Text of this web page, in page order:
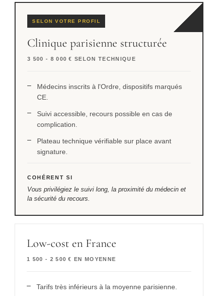
SELON VOTRE PROFIL
Clinique parisienne structurée
3 500 - 8 000 € SELON TECHNIQUE
Médecins inscrits à l'Ordre, dispositifs marqués
CE.
Suivi accessible, recours possible en cas de
complication.
Plateau technique vérifiable sur place avant
signature.
COHÉRENT SI
Vous privilégiez le suivi long, la proximité du médecin et
la sécurité du recours.
Low-cost en France
1 500 - 2 500 € EN MOYENNE
Tarifs très inférieurs à la moyenne parisienne.